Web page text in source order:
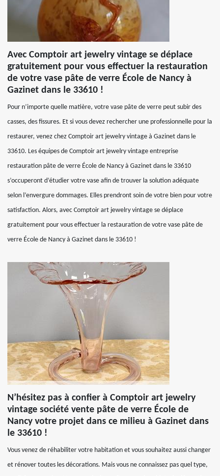
Avec Comptoir art jewelry vintage se déplace
gratuitement pour vous effectuer la restauration
de votre vase pâte de verre École de Nancy à
Gazinet dans le 33610 !
Pour n’importe quelle matière, votre vase pâte de verre peut subir des
casses, des fissures. Et si vous devez rechercher une professionnelle pour la
restaurer, venez chez Comptoir art jewelry vintage à Gazinet dans le
33610. Les équipes de Comptoir art jewelry vintage entreprise
restauration pâte de verre École de Nancy à Gazinet dans le 33610
s’occuperont d’étudier votre vase afin de trouver la solution adéquate
selon l’envergure dommages. Elles prendront soin de votre bien pour votre
satisfaction. Alors, avec Comptoir art jewelry vintage se déplace
gratuitement pour vous effectuer la restauration de votre vase pâte de
verre École de Nancy à Gazinet dans le 33610 !
N’hésitez pas à confier à Comptoir art jewelry
vintage société vente pâte de verre École de
Nancy votre projet dans ce milieu à Gazinet dans
le 33610 !
Vous venez de réhabiliter votre habitation et vous souhaitez aussi changer
et rénover toutes les décorations. Mais vous ne connaissez pas quel type,